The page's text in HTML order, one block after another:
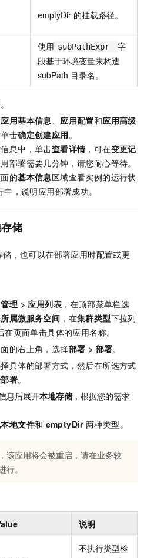
emptyDir 的挂载路径。
使用 subPathExpr
字
段基于环境变量来构造
subPath 目录名。
。
应用基本信息、应用配置和应用高级
击确定创建应用。
息中，单击查看详情，可在变更记
部署需要几分钟，请您耐心等待。
的基本信息区域查看实例的运行状
中，说明应用部署成功。
储
，也可以在部署应用时配置或更
理 >应用列表 ，在顶部菜单栏选
所属微服务空间 ，在集群类型下拉列
在页面单击具体的应用名称。
的右上角，选择部署 > 部署。
具体的部署方式，然后在所选方式
署。
息后展开本地存储 ，根据您的需求
地文件和 emptyDir 两种类型。
该应用将会被重启，请在业务较
行。
说明
不执行类型检